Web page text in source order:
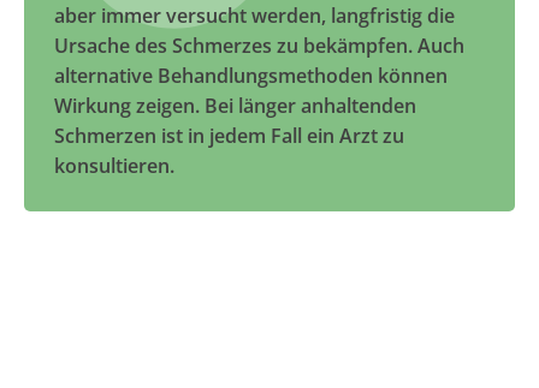
aber immer versucht werden, langfristig die
Ursache des Schmerzes zu bekämpfen. Auch
alternative Behandlungsmethoden können
Wirkung zeigen. Bei länger anhaltenden
Schmerzen ist in jedem Fall ein Arzt zu
konsultieren.